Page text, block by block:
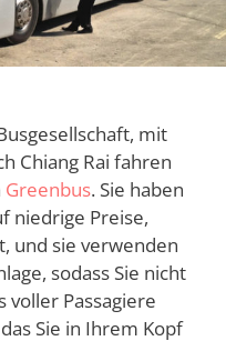
mit
Chiang Rai fahren
Greenbus. Sie haben
niedrige Preise,
und sie verwenden
sodass Sie nicht
voller Passagiere
Sie in Ihrem Kopf